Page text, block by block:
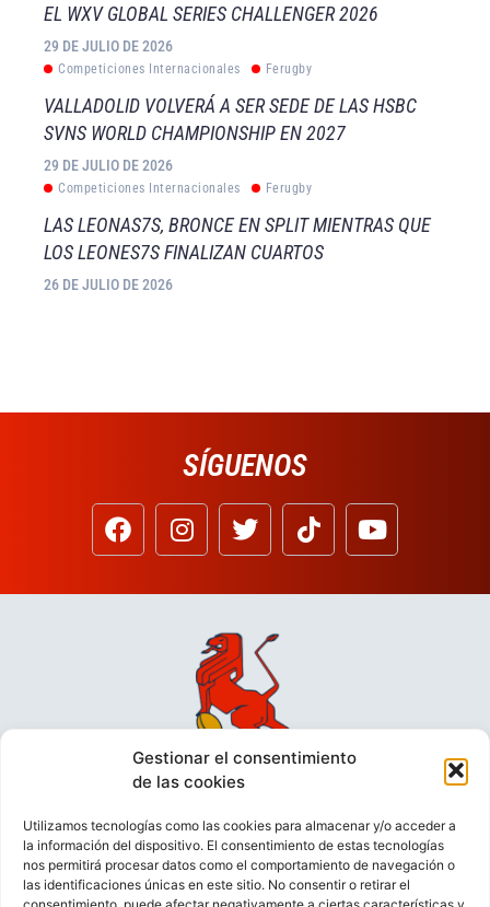
Gestionar el consentimiento
de las cookies
Utilizamos tecnologías como las cookies para almacenar y/o acceder a
la información del dispositivo. El consentimiento de estas tecnologías
nos permitirá procesar datos como el comportamiento de navegación o
las identificaciones únicas en este sitio. No consentir o retirar el
EL WXV GLOBAL SERIES CHALLENGER 2026
29 DE JULIO DE 2026
Competiciones Internacionales Ferugby
VALLADOLID VOLVERÁ A SER SEDE DE LAS HSBC
SVNS WORLD CHAMPIONSHIP EN 2027
29 DE JULIO DE 2026
Competiciones Internacionales Ferugby
LAS LEONAS7S, BRONCE EN SPLIT MIENTRAS QUE
LOS LEONES7S FINALIZAN CUARTOS
26 DE JULIO DE 2026
SÍGUENOS